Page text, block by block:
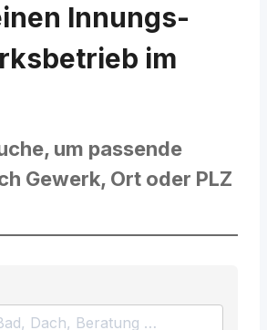
Innungs-
im
um passende
Gewerk, Ort oder PLZ